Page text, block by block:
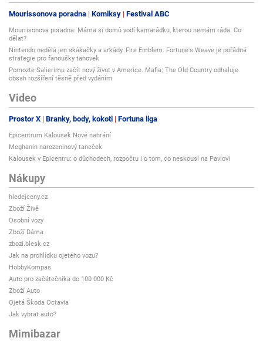
Mourissonova poradna Komiksy Festival ABC
Mourrisonova poradna: Máma si domů vodí kamarádku, kterou nemám ráda. Co
dělat?
Nintendo nedělá jen skákačky a arkády. Fire Emblem: Fortune's Weave je pořádná
strategie pro fanoušky tahovek
Pomozte Salierimu začít nový život v Americe. Mafia: The Old Country odhaluje
obsah rozšíření těsně před vydáním
Video
Prostor X Branky, body, kokoti Fortuna liga
Epicentrum Kalousek Nové nahrání
Meghanin narozeninový taneček
Kalousek v Epicentru: o důchodech, rozpočtu i o tom, co neskousl na Pavlovi
Nákupy
hledejceny.cz
Zboží Živě
Osobní vozy
Zboží Dáma
zbozi.blesk.cz
Jak na prohlídku ojetého vozu?
HobbyKompas
Auto pro začátečníka do 100 000 Kč
Zboží Auto
Ojetá Škoda Octavia
Jak vybrat auto?
Mimibazar